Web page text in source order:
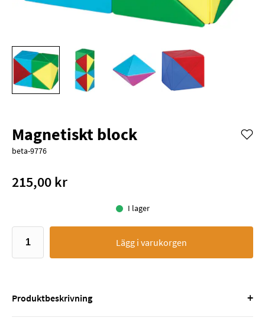
Magnetiskt block
beta-9776
215,00 kr
I lager
Lägg i varukorgen
Produktbeskrivning +